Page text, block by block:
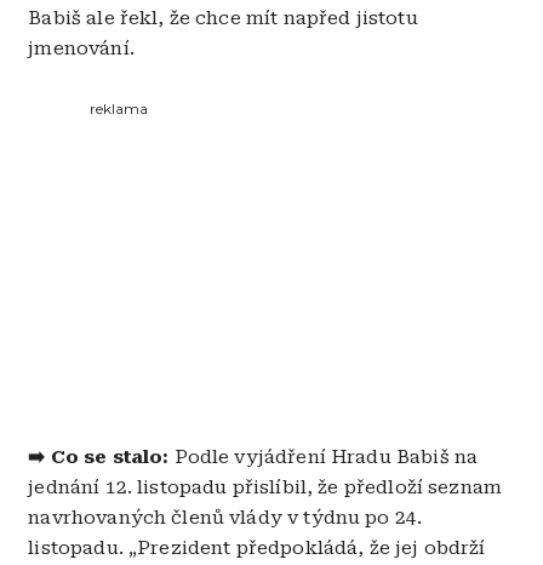
Babiš ale řekl, že chce mít napřed jistotu
jmenování.
reklama
➡️ Co se stalo: Podle vyjádření Hradu Babiš na
jednání 12. listopadu přislíbil, že předloží seznam
navrhovaných členů vlády v týdnu po 24.
listopadu. „Prezident předpokládá, že jej obdrží